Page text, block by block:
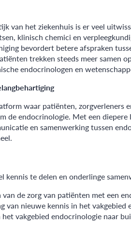
van het ziekenhuis is er veel
klinisch chemici en
bevordert betere afspraken
trekken steeds meer samen
endocrinologen en
waar patiënten, zorgverleners
de endocrinologie. Met een
en samenwerking tussen
kennis te delen en onderlinge
de zorg van patiënten met een
van nieuwe kennis in het vakgebied
het vakgebied endocrinologie naar